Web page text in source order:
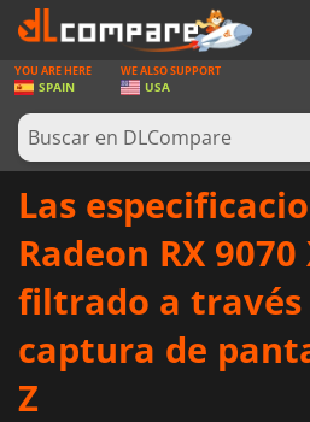
JUEGOS
TARJETAS PREPAGO
SOFTWARE
INICIAR SESIÓN O REGISTRARSE
YOU ARE HERE
SPAIN
WE ALSO SUPPORT
USA
Las
Radeon RX 9070
filtrado a través
captura de
Z